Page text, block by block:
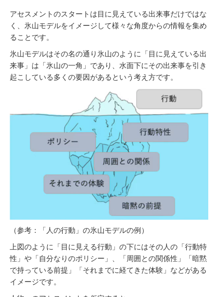
アセスメントのスタートは目に見えている出来事だけではな
く、氷山モデルをイメージして様々な角度からの情報を集め
ることです。
氷山モデルはその名の通り氷山のように「目に見えている出
来事」は「氷山の一角」であり、水面下にその出来事を引き
起こしている多くの要因があるという考え方です。
（参考：「人の行動」の氷山モデルの例）
上図のように「目に見える行動」の下にはその人の「行動特
性」や「自分なりのポリシー」、「周囲との関係性」「暗黙
で持っている前提」「それまでに経てきた体験」などがある
イメージです。